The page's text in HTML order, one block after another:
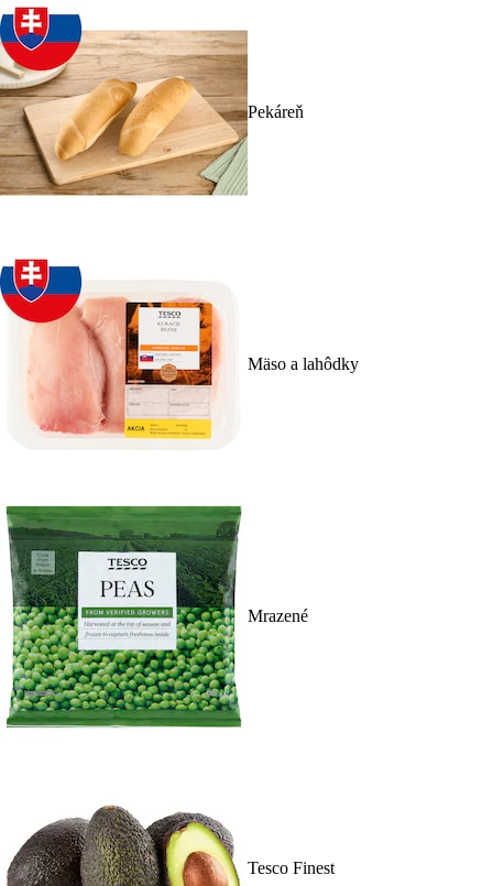
Pekáreň
Mäso a lahôdky
Mrazené
Tesco Finest